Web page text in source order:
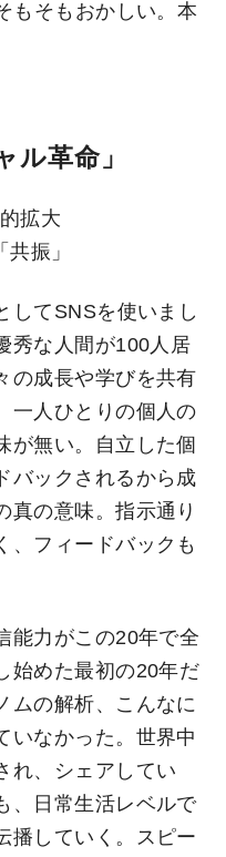
もそもおかしい。本
ル革命」
拡大
振」
してSNSを使いまし
秀な人間が100人居
の成長や学びを共有
一人ひとりの個人の
が無い。自立した個
バックされるから成
真の意味。指示通り
、フィードバックも
能力がこの20年で全
始めた最初の20年だ
ムの解析、こんなに
いなかった。世界中
れ、シェアしてい
、日常生活レベルで
播していく。スピー